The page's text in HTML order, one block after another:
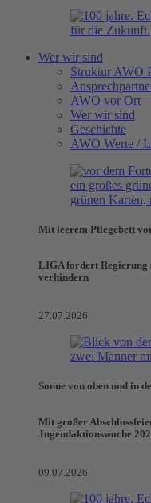
Wer wir sind
Struktur AWO
AWO vor Ort
Wer wir sind
Geschichte
AWO Werte /
Mit leerem Pflegebett
LIGA fordert Regierung
verhindern
27.07.2026
Sonne von oben und in
Mit großer
Jugendaktionswoche
09.07.2026